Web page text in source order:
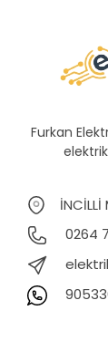
Furkan
0264